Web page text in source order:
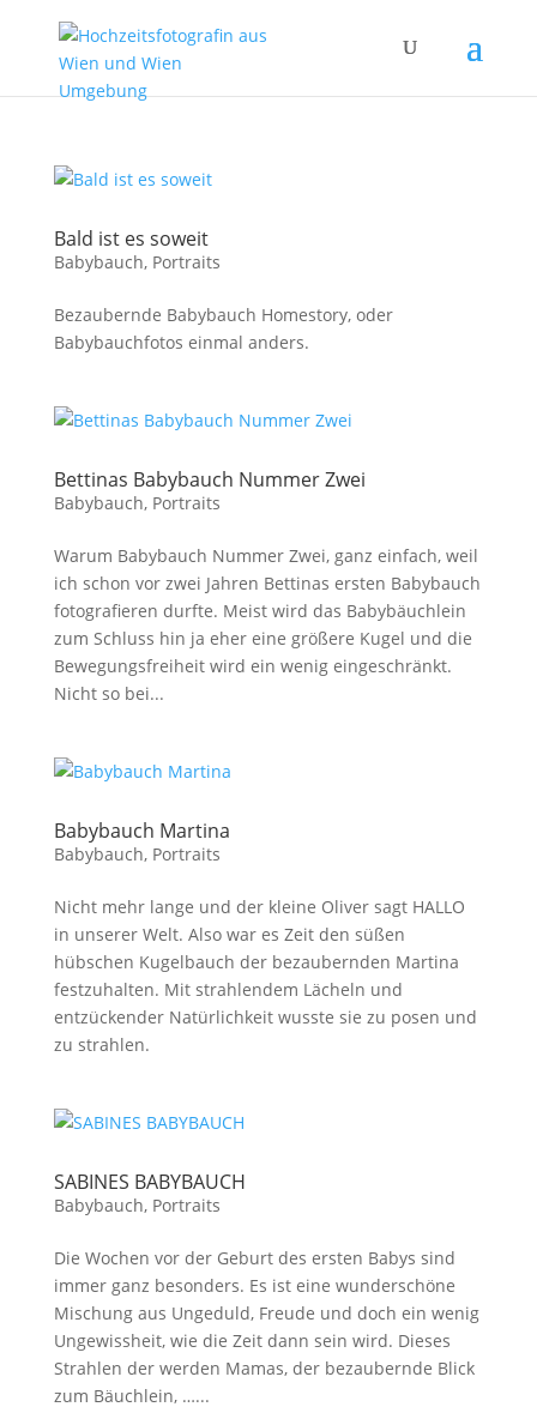
Bald ist es soweit
Babybauch, Portraits
Bezaubernde Babybauch Homestory, oder
Babybauchfotos einmal anders.
Bettinas Babybauch Nummer Zwei
Babybauch, Portraits
Warum Babybauch Nummer Zwei, ganz einfach, weil
ich schon vor zwei Jahren Bettinas ersten Babybauch
fotografieren durfte. Meist wird das Babybäuchlein
zum Schluss hin ja eher eine größere Kugel und die
Bewegungsfreiheit wird ein wenig eingeschränkt.
Nicht so bei...
Babybauch Martina
Babybauch, Portraits
Nicht mehr lange und der kleine Oliver sagt HALLO
in unserer Welt. Also war es Zeit den süßen
hübschen Kugelbauch der bezaubernden Martina
festzuhalten. Mit strahlendem Lächeln und
entzückender Natürlichkeit wusste sie zu posen und
zu strahlen.
SABINES BABYBAUCH
Babybauch, Portraits
Die Wochen vor der Geburt des ersten Babys sind
immer ganz besonders. Es ist eine wunderschöne
Mischung aus Ungeduld, Freude und doch ein wenig
Ungewissheit, wie die Zeit dann sein wird. Dieses
Strahlen der werden Mamas, der bezaubernde Blick
zum Bäuchlein, …...